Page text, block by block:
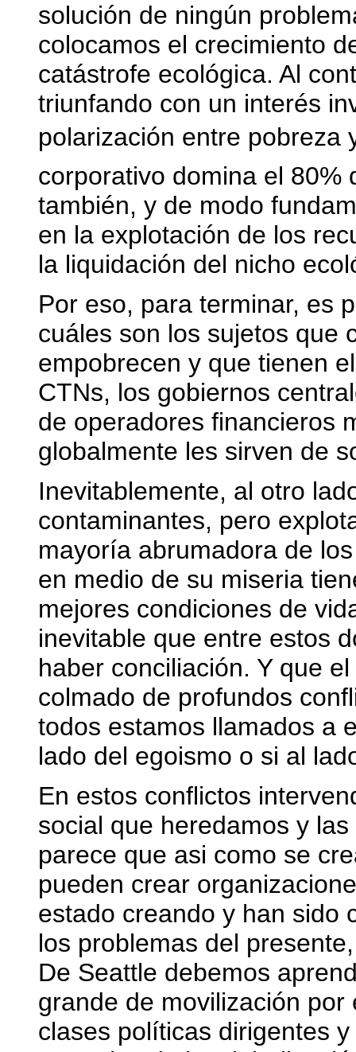
solución de ningún
colocamos el crecimiento
catástrofe ecológica. Al
triunfando con un interés
polarización entre pobreza
corporativo domina el 80%
también, y de modo
en la explotación de los
la liquidación del nicho
Por eso, para terminar, es
cuáles son los sujetos que
empobrecen y que tienen
CTNs, los gobiernos
de operadores financieros
globalmente les sirven de
Inevitablemente, al otro
contaminantes, pero
mayoría abrumadora de
en medio de su miseria
mejores condiciones de
inevitable que entre estos
haber conciliación. Y que
colmado de profundos
todos estamos llamados a
lado del egoismo o si al
En estos conflictos
social que heredamos y
parece que asi como se
pueden crear
estado creando y han sido
los problemas del
De Seattle debemos
grande de movilización
clases políticas dirigentes